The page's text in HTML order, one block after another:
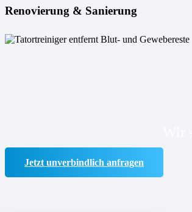
Renovierung & Sanierung
Jetzt unverbindlich anfragen